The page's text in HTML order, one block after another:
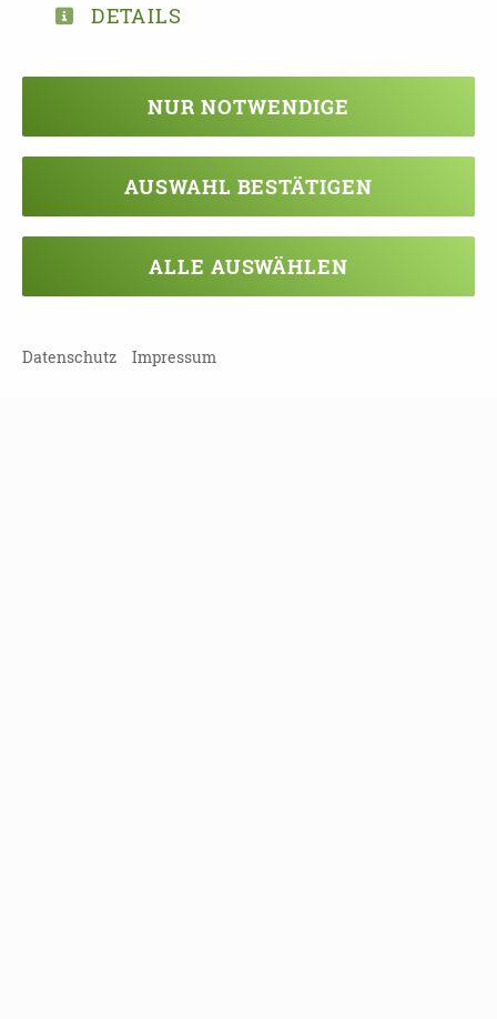
ZURÜCK ZUR ÜBERSICHT
Veranstaltung verpasst?
Kein Problem - vielleicht klappt es ja
beim nächsten Mal!
Damit Sie keine Termine mehr
verpassen, können Sie sich hier in
DETAILS
NUR NOTWENDIGE
AUSWAHL BESTÄTIGEN
ALLE AUSWÄHLEN
Datenschutz Impressum